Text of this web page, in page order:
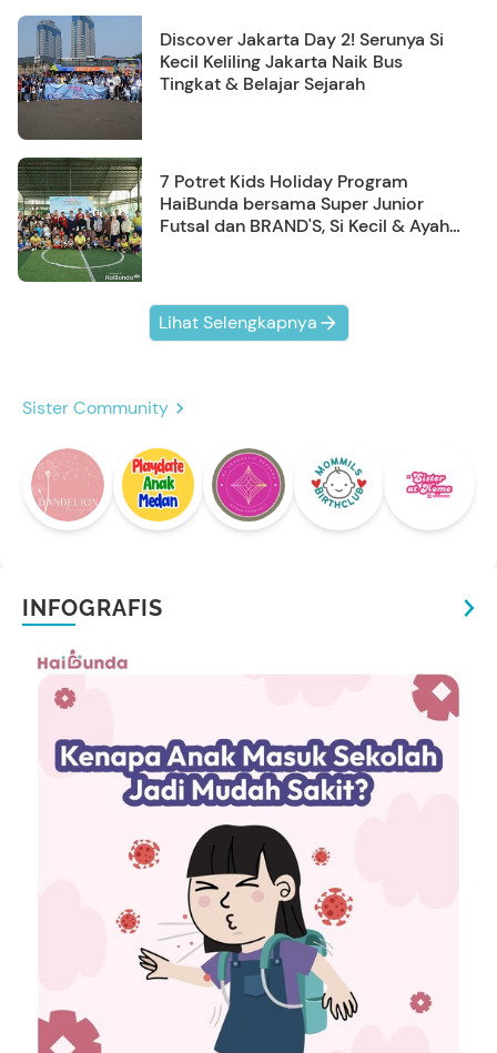
Discover Jakarta Day 2! Serunya Si
Kecil Keliling Jakarta Naik Bus
Tingkat & Belajar Sejarah
7 Potret Kids Holiday Program
HaiBunda bersama Super Junior
Futsal dan BRAND'S, Si Kecil & Ayah
Lihat Selengkapnya
Sister Community
INFOGRAFIS